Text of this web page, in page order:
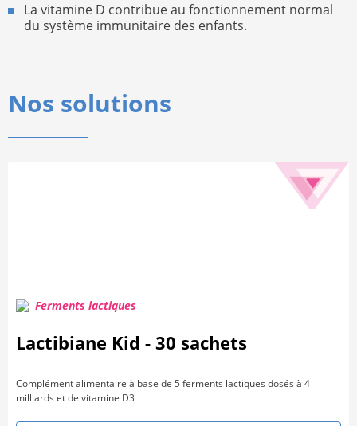
La vitamine D contribue au fonctionnement normal
du système immunitaire des enfants.
Nos solutions
Ferments lactiques
Lactibiane Kid - 30 sachets
Complément alimentaire à base de 5 ferments lactiques dosés à 4
milliards et de vitamine D3